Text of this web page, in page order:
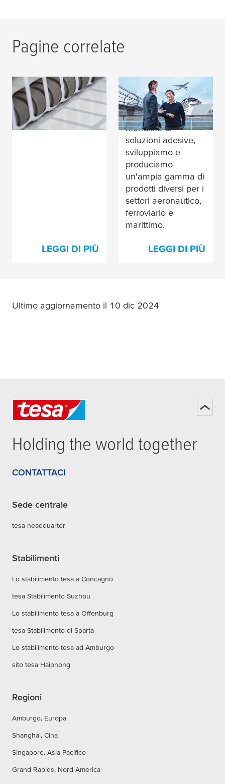
Pagine correlate
Tecnologia adesiva
per Converter
LEGGI DI PIÙ
Trasporto
In qualità di
produttore leader
mondiale di
soluzioni adesive,
sviluppiamo e
produciamo
un'ampia gamma di
prodotti diversi per i
settori aeronautico,
ferroviario e
marittimo.
LEGGI DI PIÙ
Ultimo aggiornamento il 10 dic 2024
Holding the world together
CONTATTACI
Sede centrale
tesa headquarter
Stabilimenti
Lo stabilimento tesa a Concagno
tesa Stabilimento Suzhou
Lo stabilimento tesa a Offenburg
tesa Stabilimento di Sparta
Lo stabilimento tesa ad Amburgo
sito tesa Haiphong
Regioni
Amburgo, Europa
Shanghai, Cina
Singapore, Asia Pacifico
Grand Rapids, Nord America